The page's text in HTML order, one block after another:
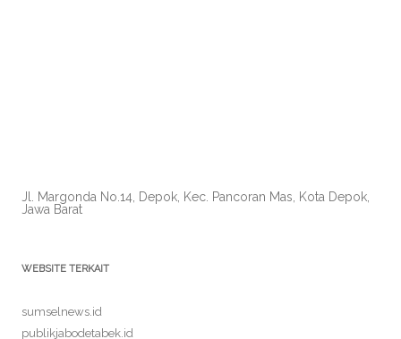
Jl. Margonda No.14, Depok, Kec. Pancoran Mas, Kota Depok,
Jawa Barat
WEBSITE TERKAIT
sumselnews.id
publikjabodetabek.id